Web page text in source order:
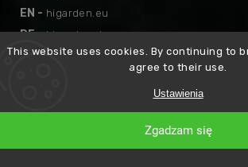
This website uses cookies. By continuing to
agree to their use.
Ustawienia
Zgadzam się
EN - higarden.eu
DE - higarden.de
AT - higarden.at
Opracował
Shoptet
Premium
higarden.pl. Wszystkie